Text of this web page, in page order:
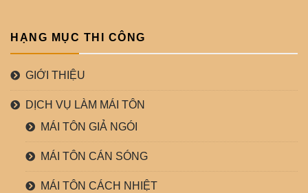
HẠNG MỤC THI CÔNG
GIỚI THIỆU
DỊCH VỤ LÀM MÁI TÔN
MÁI TÔN GIẢ NGÓI
MÁI TÔN CÁN SÓNG
MÁI TÔN CÁCH NHIỆT